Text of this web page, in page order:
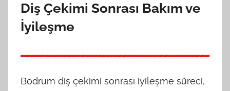
Diş Çekimi Sonrası Bakım ve
İyileşme
Bodrum diş çekimi sonrası iyileşme süreci,